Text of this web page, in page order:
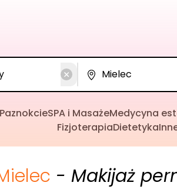
PaznokcieSPA i MasażeMedycyna
FizjoterapiaDietetyka
- Makijaż